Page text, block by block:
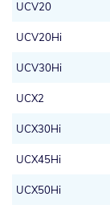
UCV20
UCV20Hi
UCV30Hi
UCX2
UCX30Hi
UCX45Hi
UCX50Hi